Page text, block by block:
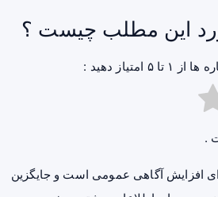
این مطلب چیست ؟
دهید :
.
افزایش آگاهی عمومی است و جایگزین